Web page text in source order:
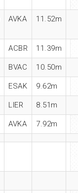
AVKA 11.52m
ACBR 11.39m
BVAC 10.50m
ESAK 9.62m
LIER 8.51m
AVKA 7.92m